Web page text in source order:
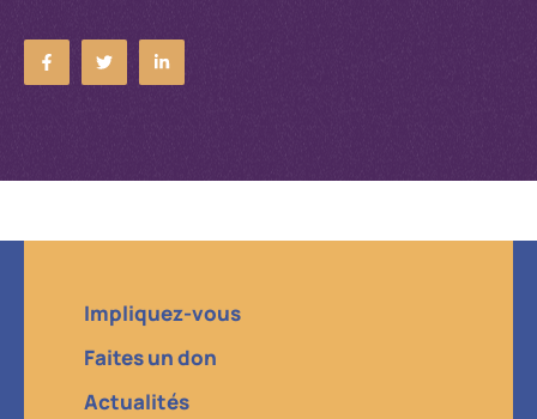
Impliquez-vous
Faites un don
Actualités